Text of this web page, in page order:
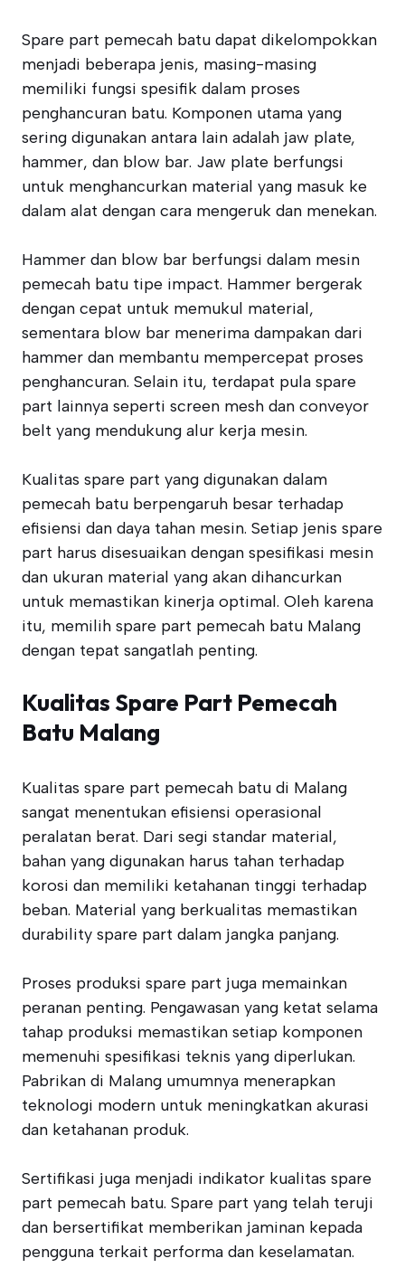
Spare part pemecah batu dapat dikelompokkan
menjadi beberapa jenis, masing-masing
memiliki fungsi spesifik dalam proses
penghancuran batu. Komponen utama yang
sering digunakan antara lain adalah jaw plate,
hammer, dan blow bar. Jaw plate berfungsi
untuk menghancurkan material yang masuk ke
dalam alat dengan cara mengeruk dan menekan.
Hammer dan blow bar berfungsi dalam mesin
pemecah batu tipe impact. Hammer bergerak
dengan cepat untuk memukul material,
sementara blow bar menerima dampakan dari
hammer dan membantu mempercepat proses
penghancuran. Selain itu, terdapat pula spare
part lainnya seperti screen mesh dan conveyor
belt yang mendukung alur kerja mesin.
Kualitas spare part yang digunakan dalam
pemecah batu berpengaruh besar terhadap
efisiensi dan daya tahan mesin. Setiap jenis spare
part harus disesuaikan dengan spesifikasi mesin
dan ukuran material yang akan dihancurkan
untuk memastikan kinerja optimal. Oleh karena
itu, memilih spare part pemecah batu Malang
dengan tepat sangatlah penting.
Kualitas Spare Part Pemecah
Batu Malang
Kualitas spare part pemecah batu di Malang
sangat menentukan efisiensi operasional
peralatan berat. Dari segi standar material,
bahan yang digunakan harus tahan terhadap
korosi dan memiliki ketahanan tinggi terhadap
beban. Material yang berkualitas memastikan
durability spare part dalam jangka panjang.
Proses produksi spare part juga memainkan
peranan penting. Pengawasan yang ketat selama
tahap produksi memastikan setiap komponen
memenuhi spesifikasi teknis yang diperlukan.
Pabrikan di Malang umumnya menerapkan
teknologi modern untuk meningkatkan akurasi
dan ketahanan produk.
Sertifikasi juga menjadi indikator kualitas spare
part pemecah batu. Spare part yang telah teruji
dan bersertifikat memberikan jaminan kepada
pengguna terkait performa dan keselamatan.